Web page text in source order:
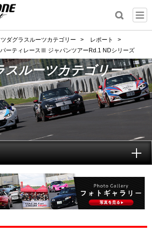
ダグラスルーツカテゴリー > レポート
>
ーティレースⅢ ジャパンツアーRd.1 NDシリーズ
スルーツカテゴリー
ツカテゴリーとは?